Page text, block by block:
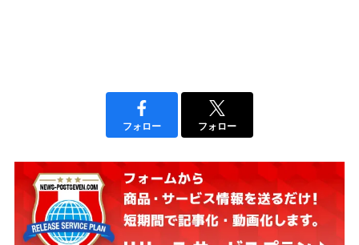
フォロー フォロー